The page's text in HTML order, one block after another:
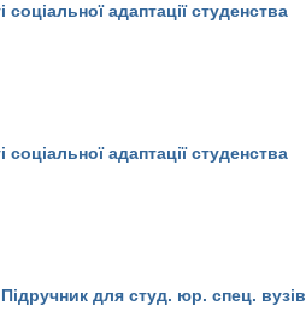
адаптації студенства
адаптації студенства
для студ. юр. спец. вузів